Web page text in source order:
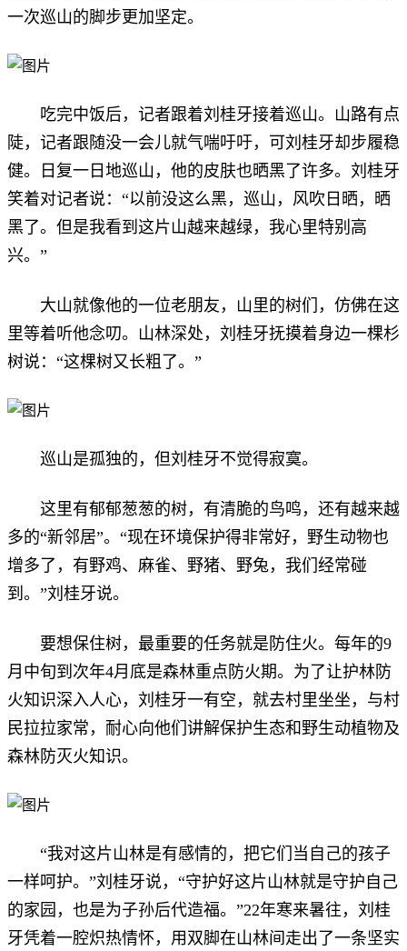
一次巡山的脚步更加坚定。
吃完中饭后，记者跟着刘桂牙接着巡山。山路有点
陡，记者跟随没一会儿就气喘吁吁，可刘桂牙却步履稳
健。日复一日地巡山，他的皮肤也晒黑了许多。刘桂牙
笑着对记者说：“以前没这么黑，巡山，风吹日晒，晒
黑了。但是我看到这片山越来越绿，我心里特别高
兴。”
大山就像他的一位老朋友，山里的树们，仿佛在这
里等着听他念叨。山林深处，刘桂牙抚摸着身边一棵杉
树说：“这棵树又长粗了。”
巡山是孤独的，但刘桂牙不觉得寂寞。
这里有郁郁葱葱的树，有清脆的鸟鸣，还有越来越
多的“新邻居”。“现在环境保护得非常好，野生动物也
增多了，有野鸡、麻雀、野猪、野兔，我们经常碰
到。”刘桂牙说。
要想保住树，最重要的任务就是防住火。每年的9
月中旬到次年4月底是森林重点防火期。为了让护林防
火知识深入人心，刘桂牙一有空，就去村里坐坐，与村
民拉拉家常，耐心向他们讲解保护生态和野生动植物及
森林防灭火知识。
“我对这片山林是有感情的，把它们当自己的孩子
一样呵护。”刘桂牙说，“守护好这片山林就是守护自己
的家园，也是为子孙后代造福。”22年寒来暑往，刘桂
牙凭着一腔炽热情怀，用双脚在山林间走出了一条坚实